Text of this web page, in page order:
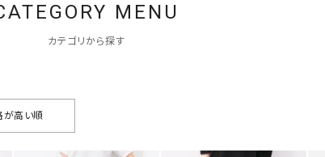
スウェット・パーカー
その他のパンツ
サロペット・オーバーオール
MENU
カテゴリから探す
が高い順